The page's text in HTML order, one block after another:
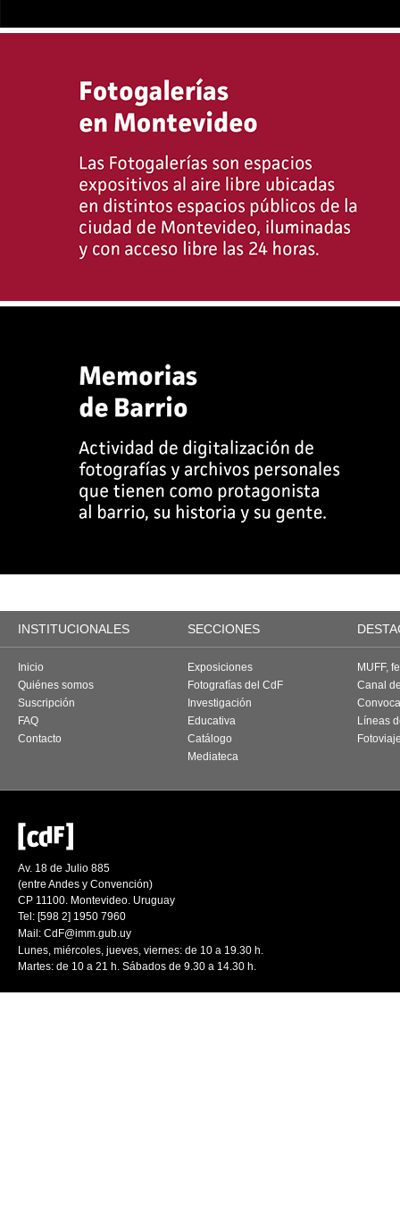
INSTITUCIONALES SECCIONES
Inicio
Quiénes somos
Suscripción
FAQ
Contacto
Exposiciones
Fotografías del CdF
Investigación
Educativa
Catálogo
Mediateca
MUFF,
Canal
Líneas
Av. 18 de Julio 885
(entre Andes y Convención)
CP 11100. Montevideo. Uruguay
Tel: [598 2] 1950 7960
Mail: CdF@imm.gub.uy
Lunes, miércoles, jueves, viernes: de 10 a 19.30 h.
Martes: de 10 a 21 h. Sábados de 9.30 a 14.30 h.